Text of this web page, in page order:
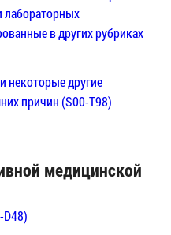
лабораторных
в других рубриках
некоторые другие
причин (S00-T98)
медицинской
D48)